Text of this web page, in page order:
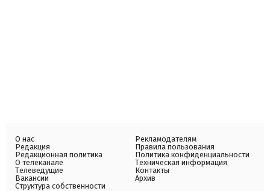
О нас
Редакция
Редакционная политика
О телеканале
Телеведущие
Вакансии
Структура собственности
Рекламодателям
Правила пользования
Политика конфиденциальности
Техническая информация
Контакты
Архив